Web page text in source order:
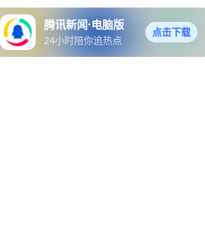
都将影响河南
腾讯新闻·电脑版
24小时陪你追热点
点击下载